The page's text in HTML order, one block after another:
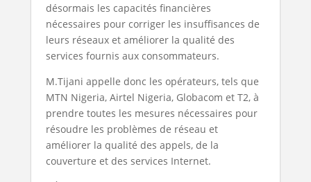
désormais les capacités financières
nécessaires pour corriger les insuffisances de
leurs réseaux et améliorer la qualité des
services fournis aux consommateurs.
M.Tijani appelle donc les opérateurs, tels que
MTN Nigeria, Airtel Nigeria, Globacom et T2, à
prendre toutes les mesures nécessaires pour
résoudre les problèmes de réseau et
améliorer la qualité des appels, de la
couverture et des services Internet.